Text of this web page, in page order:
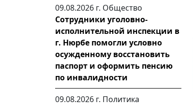
09.08.2026 г. Общество
Сотрудники уголовно-
исполнительной инспекции в
г. Нюрбе помогли условно
осужденному восстановить
паспорт и оформить пенсию
по инвалидности
09.08.2026 г. Политика